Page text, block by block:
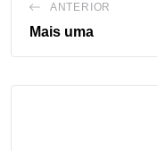
ANTERIOR
Mais uma